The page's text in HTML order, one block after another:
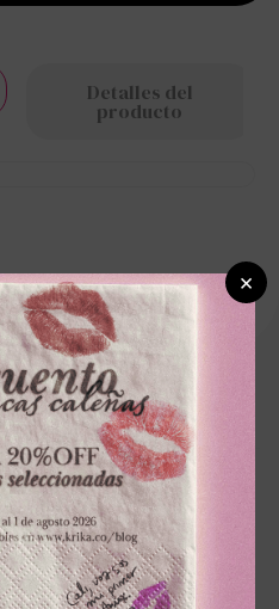
Detalles del
producto
resumen…
para escribir un
×